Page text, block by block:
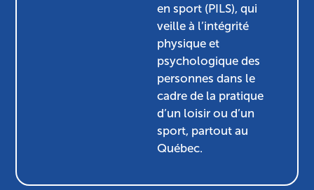
en sport (PILS), qui
veille à l’intégrité
physique et
psychologique des
personnes dans le
cadre de la pratique
d’un loisir ou d’un
sport, partout au
Québec.